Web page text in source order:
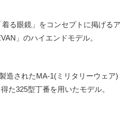
着る眼鏡」をコンセプトに掲げるア
」のハイエンドモデル。
造されたMA-1(ミリタリーウェア)
た325型丁番を用いたモデル。